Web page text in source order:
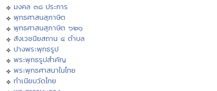
มงคล ๓๘ ประการ
พุทธศาสนสุภาษิต
พุทธศาสนสุภาษิต ๖๒๑
สังเวชนียสถาน ๔ ตำบล
ปางพระพุทธรูป
พระพุทธรูปสำคัญ
พระพุทธศาสนาในไทย
ทำเนียบวัดไทย